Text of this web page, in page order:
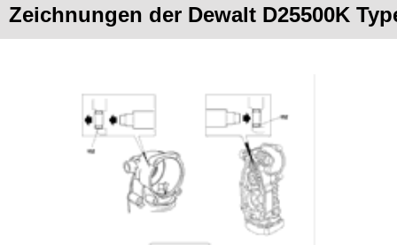
Zeichnungen der Dewalt D25500K